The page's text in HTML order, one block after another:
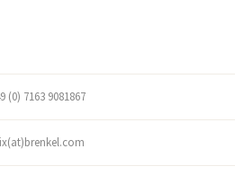
(0) 7163 9081867